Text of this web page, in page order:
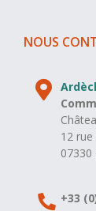
NOUS
12
07330
+33